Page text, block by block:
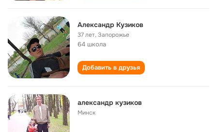
Александр Кузиков
37 лет,Запорожье
64 школа
Добавить в друзья
александр кузиков
Минск